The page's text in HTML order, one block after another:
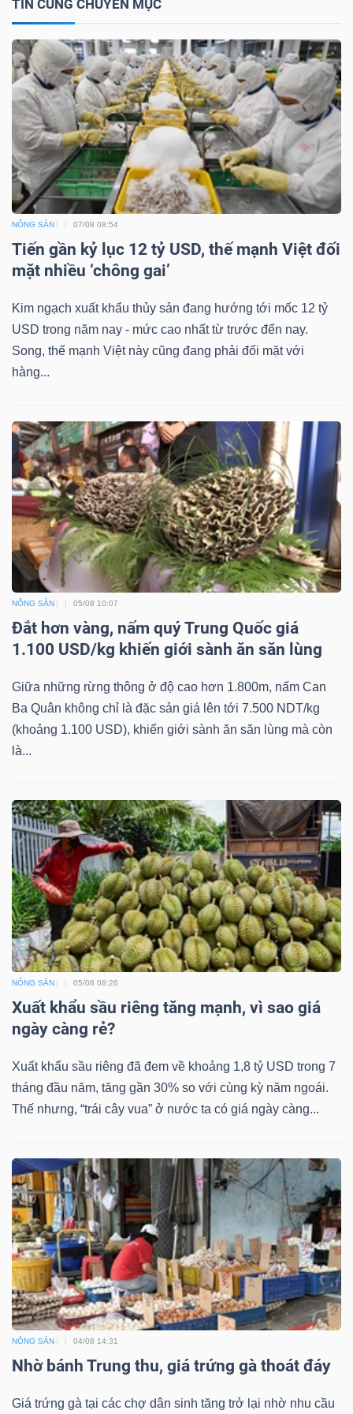
TIN CÙNG CHUYÊN MỤC
NÔNG SẢN 07/08 08:54
Tiến gần kỷ lục 12 tỷ USD, thế mạnh Việt đối
mặt nhiều ‘chông gai’
Kim ngạch xuất khẩu thủy sản đang hướng tới mốc 12 tỷ
USD trong năm nay - mức cao nhất từ trước đến nay.
Song, thế mạnh Việt này cũng đang phải đối mặt với
hàng...
NÔNG SẢN 05/08 10:07
Đắt hơn vàng, nấm quý Trung Quốc giá
1.100 USD/kg khiến giới sành ăn săn lùng
Giữa những rừng thông ở độ cao hơn 1.800m, nấm Can
Ba Quân không chỉ là đặc sản giá lên tới 7.500 NDT/kg
(khoảng 1.100 USD), khiến giới sành ăn săn lùng mà còn
là...
NÔNG SẢN 05/08 08:26
Xuất khẩu sầu riêng tăng mạnh, vì sao giá
ngày càng rẻ?
Xuất khẩu sầu riêng đã đem về khoảng 1,8 tỷ USD trong 7
tháng đầu năm, tăng gần 30% so với cùng kỳ năm ngoái.
Thế nhưng, “trái cây vua” ở nước ta có giá ngày càng...
NÔNG SẢN 04/08 14:31
Nhờ bánh Trung thu, giá trứng gà thoát đáy
Giá trứng gà tại các chợ dân sinh tăng trở lại nhờ nhu cầu
viết
của
tác
giả
(-)
Báo
cáo
tích
(-)
Thuật
ngữ
(-)
Dịch
vụ
(-)
Đào
tạo
Sách
tài
chính
Công
cụ
đầu
tư
Truyền
thông
tài
chính
tài
chính